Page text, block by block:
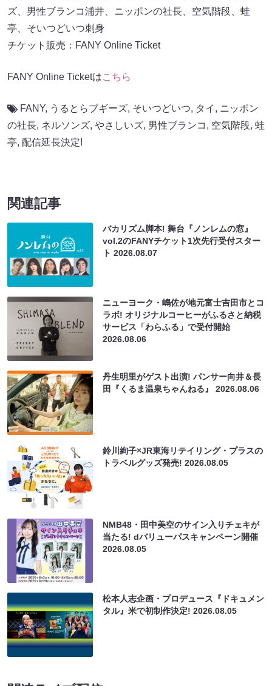
ズ、男性ブランコ浦井、ニッポンの社長、空気階段、蛙
亭、そいつどいつ刺身
チケット販売：FANY Online Ticket
FANY Online Ticketはこちら
FANY, うるとらブギーズ, そいつどいつ, タイ , ニッポン
の社長, ネルソンズ, やさしいズ, 男性ブランコ , 空気階段, 蛙
亭, 配信延長決定!
関連記事
バカリズム脚本! 舞台『ノンレムの窓』
vol.2のFANYチケット1次先行受付スター
ト2026.08.07
ニューヨーク・嶋佐が地元富士吉田市とコ
ラボ! オリジナルコーヒーがふるさと納税
サービス「わらふる」で受付開始
2026.08.06
丹生明里がゲスト出演! パンサー向井＆長
田『くるま温泉ちゃんねる』2026.08.06
鈴川絢子×JR東海リテイリング・プラスの
トラベルグッズ発売!2026.08.05
NMB48・田中美空のサイン入りチェキが
当たる! dバリューパスキャンペーン開催
2026.08.05
松本人志企画・プロデュース『ドキュメン
タル』米で初制作決定!2026.08.05